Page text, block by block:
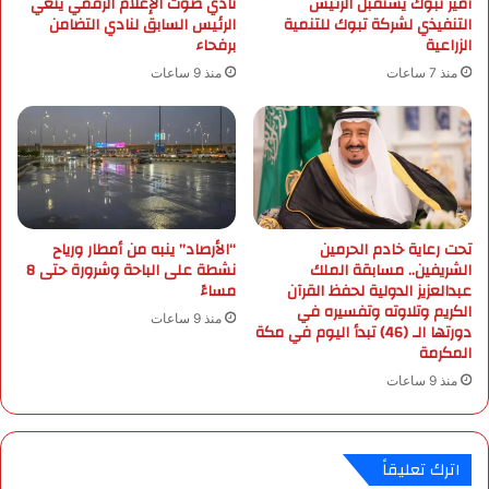
2
6
م
ي
ا
ر
د
و
ل
ا
ر
ب
ا
ل
ر
ف
.
.
ض
ب
ط
2
3
أ
ل
م
خ
ا
ل
ف
التنفيذي لشركة تبوك للتنمية
الزراعية
منذ 7 ساعات
الرئيس السابق لنادي التضامن
برفحاء
منذ 9 ساعات
تحت رعاية خادم الحرمين
الشريفين.. مسابقة الملك
عبدالعزيز الدولية لحفظ القرآن
الكريم وتلاوته وتفسيره في
دورتها الـ (46) تبدأ اليوم في مكة
المكرمة
منذ 9 ساعات
“الأرصاد” ينبه من أمطار ورياح
نشطة على الباحة وشرورة حتى 8
مساءً
منذ 9 ساعات
اترك تعليقاً